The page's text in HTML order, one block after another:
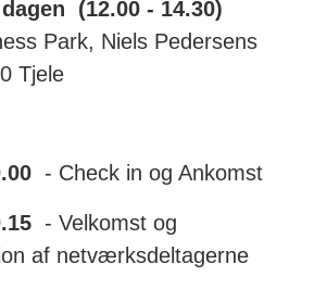
(12.00 - 14.30)
Park, Niels Pedersens
Tjele
- Check in og Ankomst
- Velkomst og
af netværksdeltagerne